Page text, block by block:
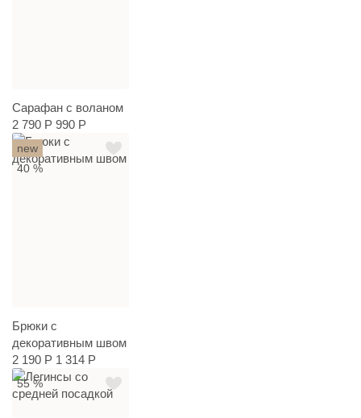
Сарафан с воланом
2 790 Р 990 Р
new
40 %
Брюки с
декоративным швом
2 190 Р 1 314 Р
55 %